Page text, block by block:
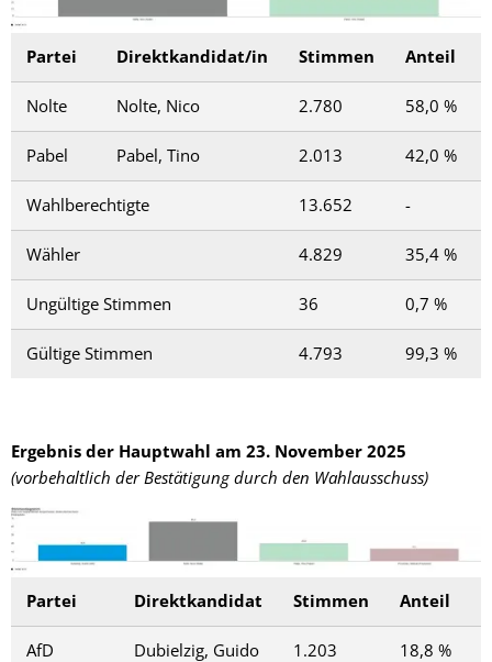
Partei Direktkandidat/in Stimmen Anteil
Nolte Nolte, Nico 2.780 58,0 %
Pabel Pabel, Tino 2.013 42,0 %
Wahlberechtigte 13.652 -
Wähler 4.829 35,4 %
Ungültige Stimmen 36 0,7 %
Gültige Stimmen 4.793 99,3 %
Ergebnis der Hauptwahl am 23. November 2025
(vorbehaltlich der Bestätigung durch den Wahlausschuss)
Partei Direktkandidat Stimmen Anteil
AfD Dubielzig, Guido 1.203 18,8 %